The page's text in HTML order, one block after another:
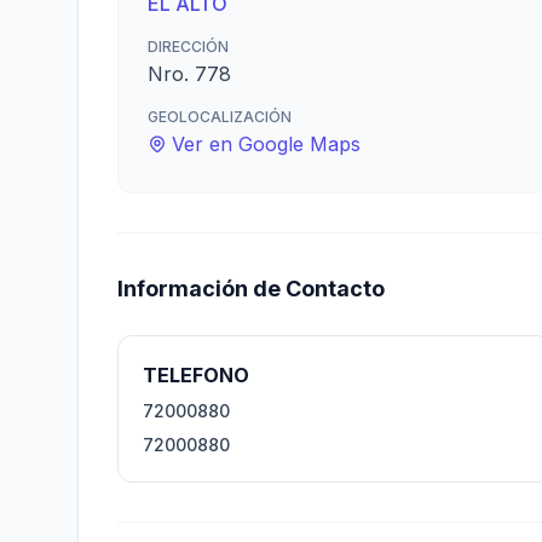
DIRECCIÓN
Nro. 778
GEOLOCALIZACIÓN
Ver en Google Maps
Información de Contacto
TELEFONO
72000880
72000880